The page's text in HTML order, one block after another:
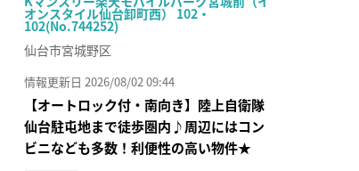
オンスタイル仙台卸町西） 102・
102(No.744252)
仙台市宮城野区
情報更新日 2026/08/02 09:44
【オートロック付・南向き】陸上自衛隊
仙台駐屯地まで徒歩圏内♪周辺にはコン
ビニなども多数！利便性の高い物件★